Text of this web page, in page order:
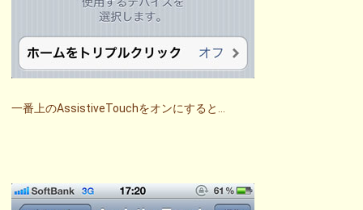
一番上のAssistiveTouchをオンにすると…